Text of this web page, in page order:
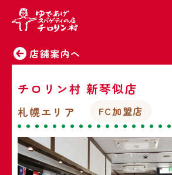
店舗案内へ
チロリン村 新琴似店
札幌エリア FC加盟店